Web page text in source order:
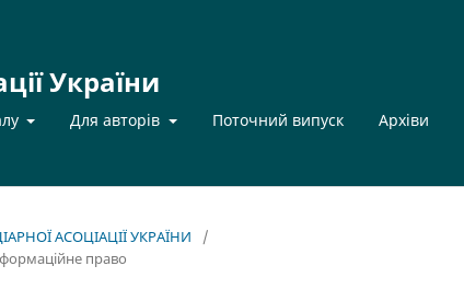
України
Для авторів Поточний випуск Архіви
АСОЦІАЦІЇ УКРАЇНИ
/
право